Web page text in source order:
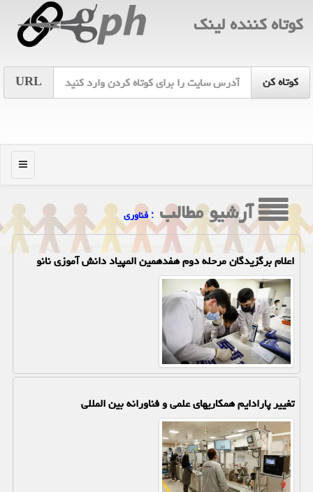
كوتاه كننده لینك
URL
منو
آرشیو مطالب : فناوری
اعلام برگزیدگان مرحله دوم هفدهمین المپیاد دانش آموزی نانو
تغییر پارادایم همکاریهای علمی و فناورانه بین المللی